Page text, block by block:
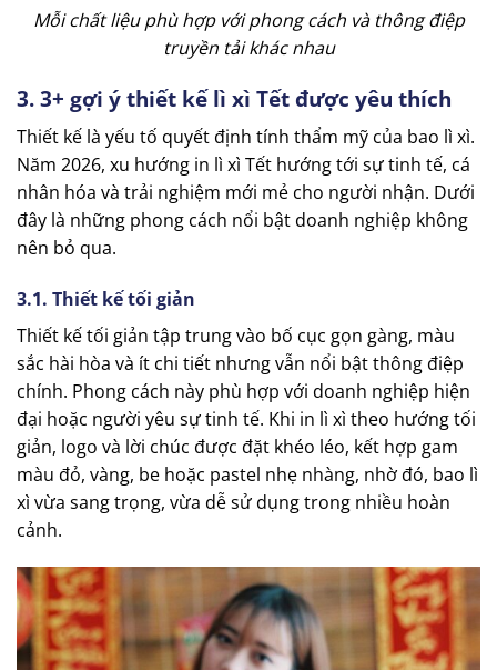
Mỗi chất liệu phù hợp với phong cách và thông điệp
truyền tải khác nhau
3. 3+ gợi ý thiết kế lì xì Tết được yêu thích
Thiết kế là yếu tố quyết định tính thẩm mỹ của bao lì xì.
Năm 2026, xu hướng in lì xì Tết hướng tới sự tinh tế, cá
nhân hóa và trải nghiệm mới mẻ cho người nhận. Dưới
đây là những phong cách nổi bật doanh nghiệp không
nên bỏ qua.
3.1. Thiết kế tối giản
Thiết kế tối giản tập trung vào bố cục gọn gàng, màu
sắc hài hòa và ít chi tiết nhưng vẫn nổi bật thông điệp
chính. Phong cách này phù hợp với doanh nghiệp hiện
đại hoặc người yêu sự tinh tế. Khi in lì xì theo hướng tối
giản, logo và lời chúc được đặt khéo léo, kết hợp gam
màu đỏ, vàng, be hoặc pastel nhẹ nhàng, nhờ đó, bao lì
xì vừa sang trọng, vừa dễ sử dụng trong nhiều hoàn
cảnh.